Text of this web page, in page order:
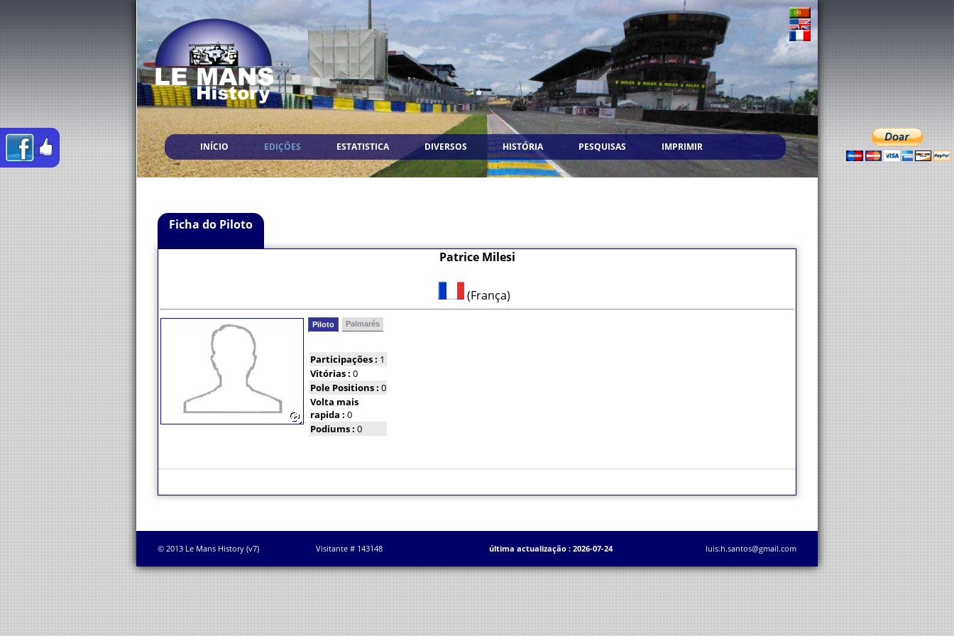
INÍCIO EDIÇÕES ESTATISTICA DIVERSOS HISTÓRIA PESQUISAS IMPRIMIR
Ficha do Piloto
Patrice Milesi
(França)
Piloto Palmarés
Participações : 1
Vitórias : 0
Pole Positions : 0
Volta mais
rapida : 0
Podiums : 0
© 2013 Le Mans History (v7) Visitante # 143148 última actualização : 2026-07-24 luis.h.santos@gmail.com